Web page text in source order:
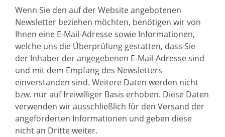
Wenn Sie den auf der Website angebotenen
Newsletter beziehen möchten, benötigen wir von
Ihnen eine E-Mail-Adresse sowie Informationen,
welche uns die Überprüfung gestatten, dass Sie
der Inhaber der angegebenen E-Mail-Adresse sind
und mit dem Empfang des Newsletters
einverstanden sind. Weitere Daten werden nicht
bzw. nur auf freiwilliger Basis erhoben. Diese Daten
verwenden wir ausschließlich für den Versand der
angeforderten Informationen und geben diese
nicht an Dritte weiter.